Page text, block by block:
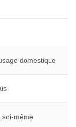
domestique
soi-même